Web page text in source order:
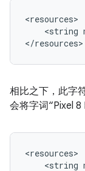
<string
相比之下，此字
会将字词“Pixel 8
<string